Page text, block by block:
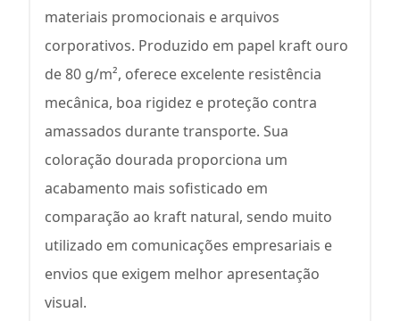
materiais promocionais e arquivos
corporativos. Produzido em papel kraft ouro
de 80 g/m², oferece excelente resistência
mecânica, boa rigidez e proteção contra
amassados durante transporte. Sua
coloração dourada proporciona um
acabamento mais sofisticado em
comparação ao kraft natural, sendo muito
utilizado em comunicações empresariais e
envios que exigem melhor apresentação
visual.